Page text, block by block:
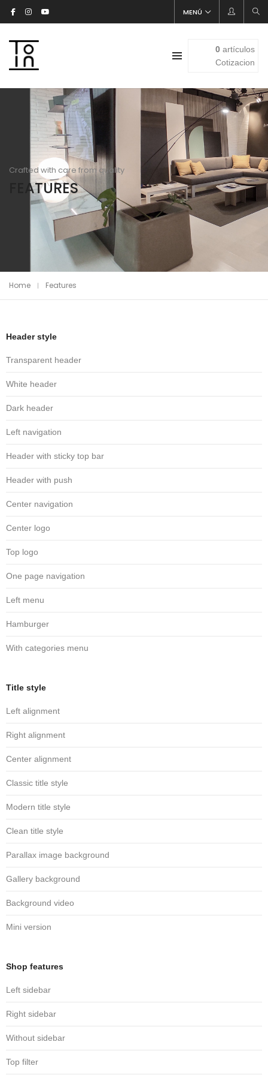
MENÚ
0artículos
Cotizacion
Crafted with care from quality
FEATURES
Home Features
Header style
Transparent header
White header
Dark header
Left navigation
Header with sticky top bar
Header with push
Center navigation
Center logo
Top logo
One page navigation
Left menu
Hamburger
With categories menu
Title style
Left alignment
Right alignment
Center alignment
Classic title style
Modern title style
Clean title style
Parallax image background
Gallery background
Background video
Mini version
Shop features
Left sidebar
Right sidebar
Without sidebar
Top filter